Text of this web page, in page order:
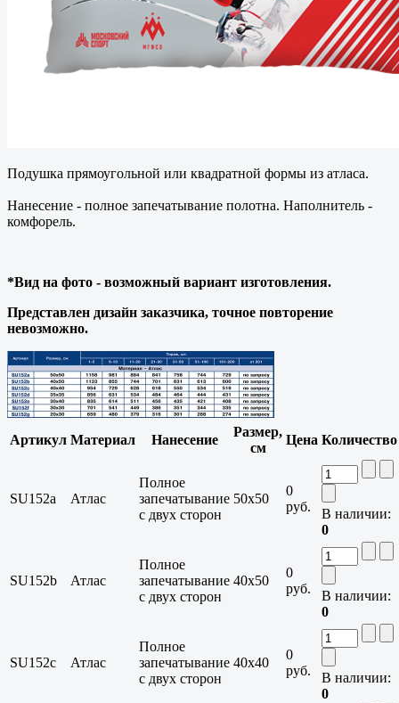
Подушка прямоугольной или квадратной формы из атласа.
Нанесение - полное запечатывание полотна. Наполнитель -
комфорель.
*Вид на фото - возможный вариант изготовления.
Представлен дизайн заказчика, точное повторение
невозможно.
Артикул Материал Нанесение
Размер,
см
Цена Количество
SU152a Атлас
Полное
запечатывание
с двух сторон
50x50
0
руб.
В наличии:
0
SU152b Атлас
Полное
запечатывание
с двух сторон
40x50
0
руб.
В наличии:
0
SU152c Атлас
Полное
запечатывание
с двух сторон
40x40
0
руб.
В наличии:
0